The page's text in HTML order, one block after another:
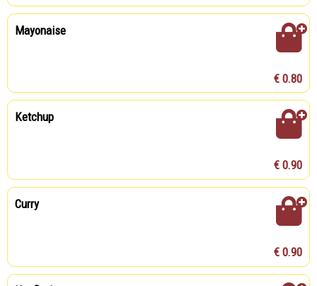
Mayonaise
€ 0.80
Ketchup
€ 0.90
Curry
€ 0.90